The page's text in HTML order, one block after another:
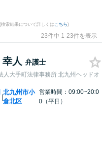
(検索結果について詳しくは こちら)
23件中 1-23件を表示
人 弁護士
人大手町法律事務所 北九州ヘッドオ
|
北九州市小
倉北区
営業時間：09:00~20:0
0（平日）